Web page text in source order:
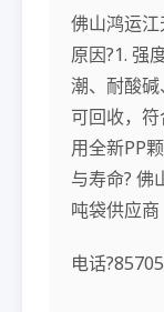
佛山鸿运
原因?1. 强
潮、耐酸
可回收，
用全新PP
与寿命? 佛
吨袋供应商
电话